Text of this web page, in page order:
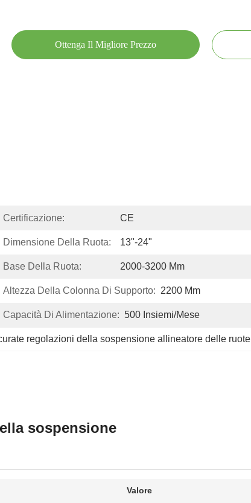
Ottenga Il Migliore Prezzo
Certificazione: CE
Dimensione Della Ruota: 13"-24"
Base Della Ruota: 2000-3200 Mm
Altezza Della Colonna Di Supporto: 2200 Mm
Capacità Di Alimentazione: 500 Insiemi/mese
regolazioni della sospensione allineatore delle ruote
sospensione
Valore